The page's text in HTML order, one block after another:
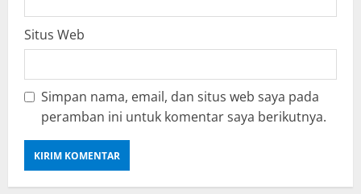
Situs Web
Simpan nama, email, dan situs web saya pada
peramban ini untuk komentar saya berikutnya.